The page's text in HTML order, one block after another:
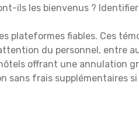
ils les bienvenus ?
plateformes fiables. Ces
du personnel, entre
offrant une annulation
sans frais supplémentaires